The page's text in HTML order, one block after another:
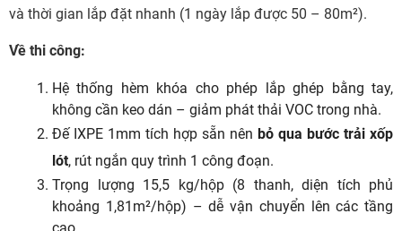
và thời gian lắp đặt nhanh (1 ngày lắp được 50 – 80m²).
Về thi công:
Hệ thống hèm khóa cho phép lắp ghép bằng tay,
không cần keo dán – giảm phát thải VOC trong nhà.
Đế IXPE 1mm tích hợp sẵn nên bỏ qua bước trải xốp
lót, rút ngắn quy trình 1 công đoạn.
Trọng lượng 15,5 kg/hộp (8 thanh, diện tích phủ
khoảng 1,81m²/hộp) – dễ vận chuyển lên các tầng